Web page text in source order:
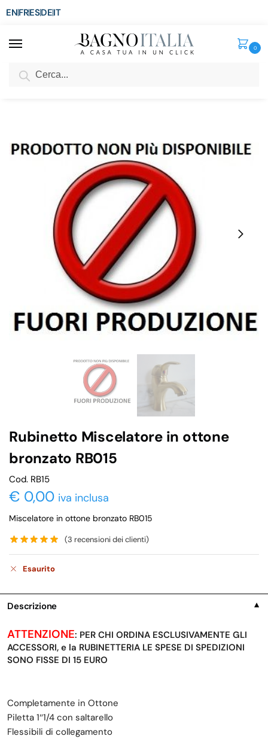
ENFRESDEIT
0
SCONTO del 3%
Rubinetto Miscelatore in ottone
bronzato RB015
Cod. RB15
€ 0,00 iva inclusa
Miscelatore in ottone bronzato RB015
(3 recensioni dei clienti)
Esaurito
Descrizione ▼
ATTENZIONE: PER CHI ORDINA ESCLUSIVAMENTE GLI
ACCESSORI, e la RUBINETTERIA LE SPESE DI SPEDIZIONI
SONO FISSE DI 15 EURO
Completamente in Ottone
Piletta 1″1/4 con saltarello
Flessibili di collegamento